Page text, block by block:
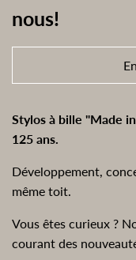
nous!
Stylos à bille "Made
125 ans.
Développement,
même toit.
Vous êtes curieux ?
courant des